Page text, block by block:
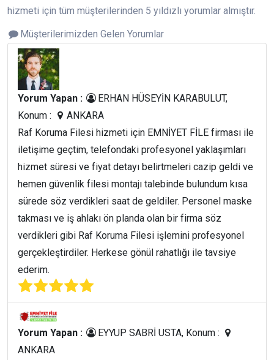
hizmeti için tüm müşterilerinden 5 yıldızlı yorumlar almıştır.
Müşterilerimizden Gelen Yorumlar
Yorum Yapan :
ERHAN HÜSEYİN KARABULUT,
Konum :
ANKARA
Raf Koruma Filesi hizmeti için EMNİYET FİLE firması ile
iletişime geçtim, telefondaki profesyonel yaklaşımları
hizmet süresi ve fiyat detayı belirtmeleri cazip geldi ve
hemen güvenlik filesi montajı talebinde bulundum kısa
sürede söz verdikleri saat de geldiler. Personel maske
takması ve iş ahlakı ön planda olan bir firma söz
verdikleri gibi Raf Koruma Filesi işlemini profesyonel
gerçekleştirdiler. Herkese gönül rahatlığı ile tavsiye
ederim.
Yorum Yapan :
EYYUP SABRİ USTA, Konum :
ANKARA